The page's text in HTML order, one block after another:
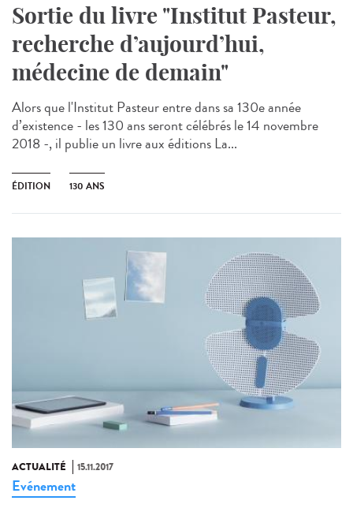
Sortie du livre "Institut Pasteur,
recherche d’aujourd’hui,
médecine de demain"
Alors que l'Institut Pasteur entre dans sa 130e année
d’existence - les 130 ans seront célébrés le 14 novembre
2018 -, il publie un livre aux éditions La...
ÉDITION 130 ANS
ACTUALITÉ 15.11.2017
Evénement